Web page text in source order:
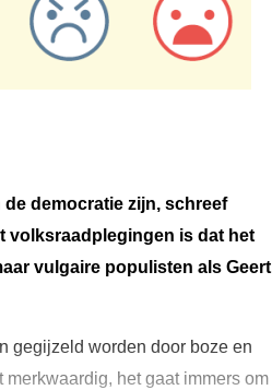
democratie zijn, schreef
volksraadplegingen is dat het
vulgaire populisten als Geert
gegijzeld worden door boze en
het gaat immers om